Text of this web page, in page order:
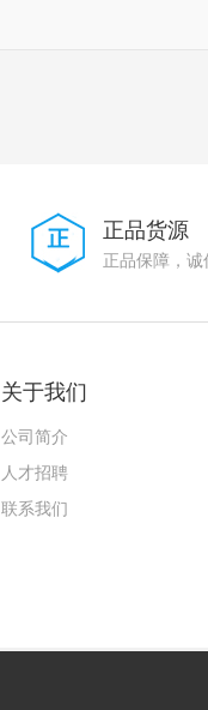
正品货源
正品保障，诚
关于我们
公司简介
人才招聘
联系我们